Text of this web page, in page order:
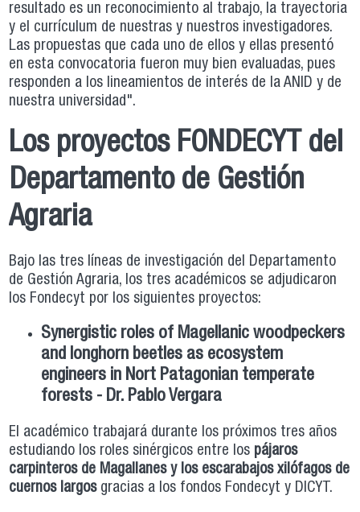
resultado es un reconocimiento al trabajo, la trayectoria
y el currículum de nuestras y nuestros investigadores.
Las propuestas que cada uno de ellos y ellas presentó
en esta convocatoria fueron muy bien evaluadas, pues
responden a los lineamientos de interés de la ANID y de
nuestra universidad".
Los proyectos FONDECYT del
Departamento de Gestión
Agraria
Bajo las tres líneas de investigación del Departamento
de Gestión Agraria, los tres académicos se adjudicaron
los Fondecyt por los siguientes proyectos:
Synergistic roles of Magellanic woodpeckers
and longhorn beetles as ecosystem
engineers in Nort Patagonian temperate
forests - Dr. Pablo Vergara
El académico trabajará durante los próximos tres años
estudiando los roles sinérgicos entre los pájaros
carpinteros de Magallanes y los escarabajos xilófagos de
cuernos largos gracias a los fondos Fondecyt y DICYT.